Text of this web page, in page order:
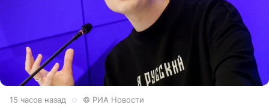
15 часов назад © РИА Новости